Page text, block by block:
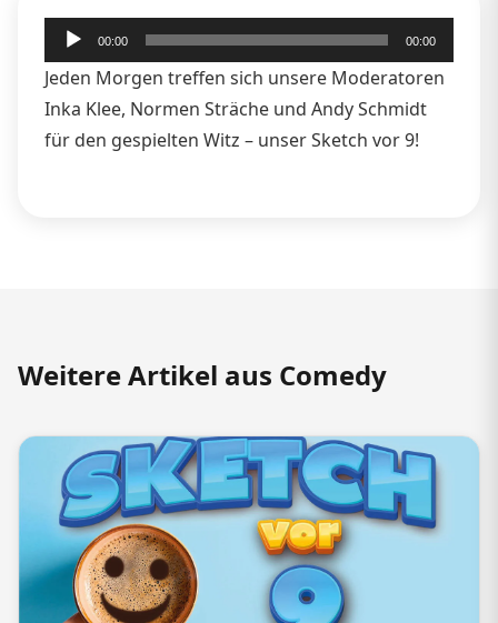
Audio-
Player
00:00 00:00
Jeden Morgen treffen sich unsere Moderatoren
Inka Klee, Normen Sträche und Andy Schmidt
für den gespielten Witz – unser Sketch vor 9!
Weitere Artikel aus Comedy